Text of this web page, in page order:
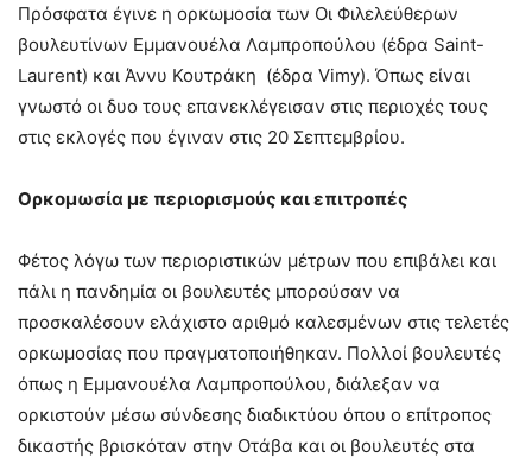
Πρόσφατα έγινε η ορκωμοσία των Οι Φιλελεύθερων
βουλευτίνων Εμμανουέλα Λαμπροπούλου (έδρα Saint-
Laurent) και Άννυ Κουτράκη (έδρα Vimy). Όπως είναι
γνωστό οι δυο τους επανεκλέγεισαν στις περιοχές τους
στις εκλογές που έγιναν στις 20 Σεπτεμβρίου.
Ορκομωσία με περιορισμούς και επιτροπές
Φέτος λόγω των περιοριστικών μέτρων που επιβάλει και
πάλι η πανδημία οι βουλευτές μπορούσαν να
προσκαλέσουν ελάχιστο αριθμό καλεσμένων στις τελετές
ορκωμοσίας που πραγματοποιήθηκαν. Πολλοί βουλευτές
όπως η Εμμανουέλα Λαμπροπούλου, διάλεξαν να
ορκιστούν μέσω σύνδεσης διαδικτύου όπου ο επίτροπος
δικαστής βρισκόταν στην Οτάβα και οι βουλευτές στα